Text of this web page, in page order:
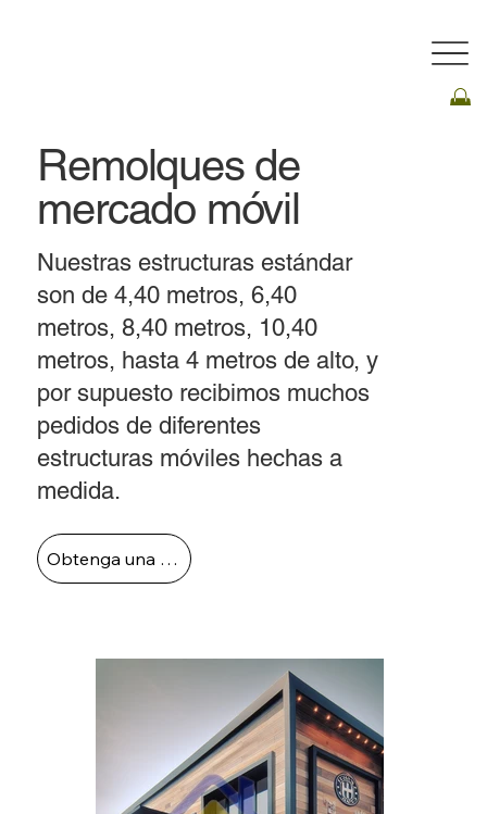
Nuestras estructuras estándar
son de 4,40 metros, 6,40
metros, 8,40 metros, 10,40
metros, hasta 4 metros de alto, y
por supuesto recibimos muchos
pedidos de diferentes
estructuras móviles hechas a
medida.
Remolques de
mercado móvil
Obtenga una cotización